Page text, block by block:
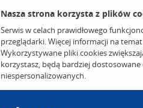
Nasza strona korzysta z plików
Serwis w celach prawidłowego
przeglądarki. Więcej informacji na
Wykorzystywane pliki cookies
korzystasz, będą bardziej
niespersonalizowanych.